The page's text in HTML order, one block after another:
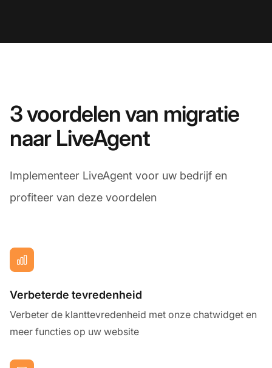
3 voordelen van migratie
naar LiveAgent
Implementeer LiveAgent voor uw bedrijf en
profiteer van deze voordelen
Verbeterde tevredenheid
Verbeter de klanttevredenheid met onze chatwidget en
meer functies op uw website